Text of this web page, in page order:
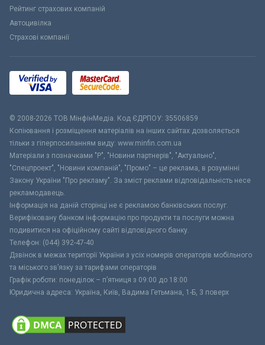
Рейтинг страхових компаній
Автоцивілка
Страхові компанії
© 2008-2026 ТОВ МiнфiнМедiа. Код ЄДРПОУ: 35506859
Копіювання і розміщення матеріалів на інших сайтах дозволяється
тільки з гіперпосиланням виду: www.minfin.com.ua
Матеріали з позначками "Р", "Новини партнерів", "Актуально",
"Спецпроект", "Новини компаній", "Промо" – це реклама, в розумінні
Закону України "Про рекламу". За зміст реклами відповідальність несе
рекламодавець.
Інформація на даній сторінці не є рекламою банківських послуг.
Верифіковану банком інформацію про продукти та послуги можна
подивитися на офіційному сайті відповідного банку.
Телефон: (044) 392-47-40
Дзвінок в межах території України з усіх номерів операторів мобільного
та міського зв’язку за тарифами операторів
Графік роботи: понеділок – п’ятниця з 09:00 до 18:00
Юридична адреса: Україна, Київ, Вадима Гетьмана, 1-Б, 3 поверх